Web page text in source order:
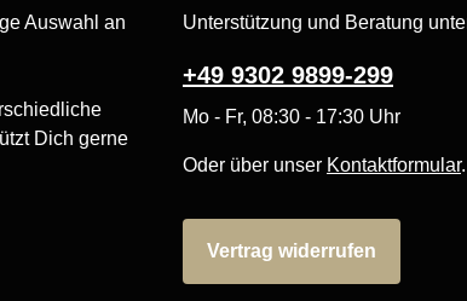
Auswahl an
Dich gerne
Unterstützung und Beratung
+49 9302 9899-299
Mo - Fr, 08:30 - 17:30 Uhr
Oder über unser Kontaktformular.
Vertrag widerrufen